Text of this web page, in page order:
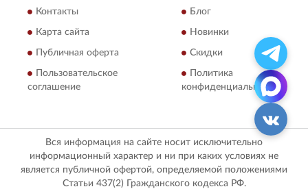
Контакты
Карта сайта
Публичная оферта
Пользовательское
соглашение
Блог
Новинки
Скидки
Политика
конфиденциальности
Вся информация на сайте носит исключительно
информационный характер и ни при каких условиях не
является публичной офертой, определяемой положениями
Статьи 437(2) Гражданского кодекса РФ.